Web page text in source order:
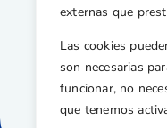
externas que
Las cookies
son necesarias
funcionar, no
que tenemos